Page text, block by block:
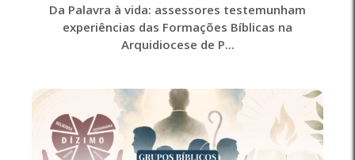
Da Palavra à vida: assessores testemunham
experiências das Formações Bíblicas na
Arquidiocese de P...